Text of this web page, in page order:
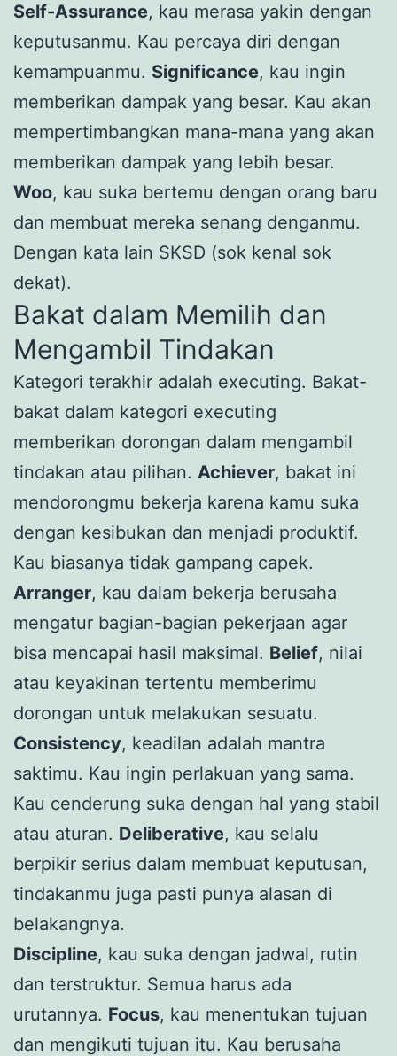
Self-Assurance, kau merasa yakin dengan
keputusanmu. Kau percaya diri dengan
kemampuanmu. Significance, kau ingin
memberikan dampak yang besar. Kau akan
mempertimbangkan mana-mana yang akan
memberikan dampak yang lebih besar.
Woo, kau suka bertemu dengan orang baru
dan membuat mereka senang denganmu.
Dengan kata lain SKSD (sok kenal sok
dekat).
Bakat dalam Memilih dan
Mengambil Tindakan
Kategori terakhir adalah executing. Bakat-
bakat dalam kategori executing
memberikan dorongan dalam mengambil
tindakan atau pilihan. Achiever, bakat ini
mendorongmu bekerja karena kamu suka
dengan kesibukan dan menjadi produktif.
Kau biasanya tidak gampang capek.
Arranger, kau dalam bekerja berusaha
mengatur bagian-bagian pekerjaan agar
bisa mencapai hasil maksimal. Belief, nilai
atau keyakinan tertentu memberimu
dorongan untuk melakukan sesuatu.
Consistency, keadilan adalah mantra
saktimu. Kau ingin perlakuan yang sama.
Kau cenderung suka dengan hal yang stabil
atau aturan. Deliberative, kau selalu
berpikir serius dalam membuat keputusan,
tindakanmu juga pasti punya alasan di
belakangnya.
Discipline, kau suka dengan jadwal, rutin
dan terstruktur. Semua harus ada
urutannya. Focus, kau menentukan tujuan
dan mengikuti tujuan itu. Kau berusaha